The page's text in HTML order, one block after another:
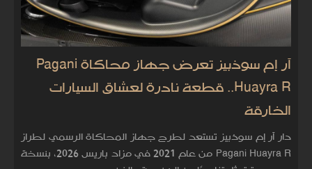
آر إم سوذبيز تعرض جهاز محاكاة Pagani
Huayra R.. قطعة نادرة لعشاق السيارات
الخارقة
دار آر إم سوذبيز تستعد لطرح جهاز المحاكاة الرسمي لطراز
Pagani Huayra R من عام 2021 في مزاد باريس 2026، بنسخة